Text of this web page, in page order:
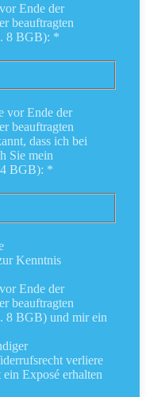
Ende der
beauftragten
8 BGB): *
vor Ende der
beauftragten
dass ich bei
Sie mein
4 BGB): *
Kenntnis
Ende der
beauftragten
8 BGB) und mir ein
verliere
Exposé erhalten